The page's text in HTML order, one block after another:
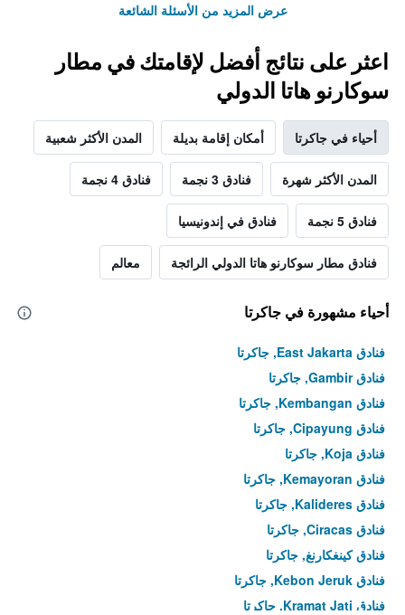
عرض المزيد من الأسئلة الشائعة
اعثر على نتائج أفضل لإقامتك في مطار
سوكارنو هاتا الدولي
أحياء في جاكرتا أمكان إقامة بديلة المدن الأكثر شعبية
المدن الأكثر شهرة فنادق 3 نجمة فنادق 4 نجمة
فنادق 5 نجمة فنادق في إندونيسيا
فنادق مطار سوكارنو هاتا الدولي الرائجة معالم
أحياء مشهورة في جاكرتا
فنادق East Jakarta, جاكرتا
فنادق Gambir, جاكرتا
فنادق Kembangan, جاكرتا
فنادق Cipayung, جاكرتا
فنادق Koja, جاكرتا
فنادق Kemayoran, جاكرتا
فنادق Kalideres, جاكرتا
فنادق Ciracas, جاكرتا
فنادق كينغكارنغ, جاكرتا
فنادق Kebon Jeruk, جاكرتا
فنادق Kramat Jati, جاكرتا